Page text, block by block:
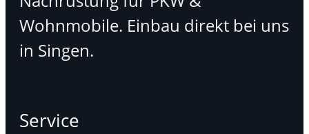
Wohnmobile. Einbau direkt bei uns
in Singen.
Service